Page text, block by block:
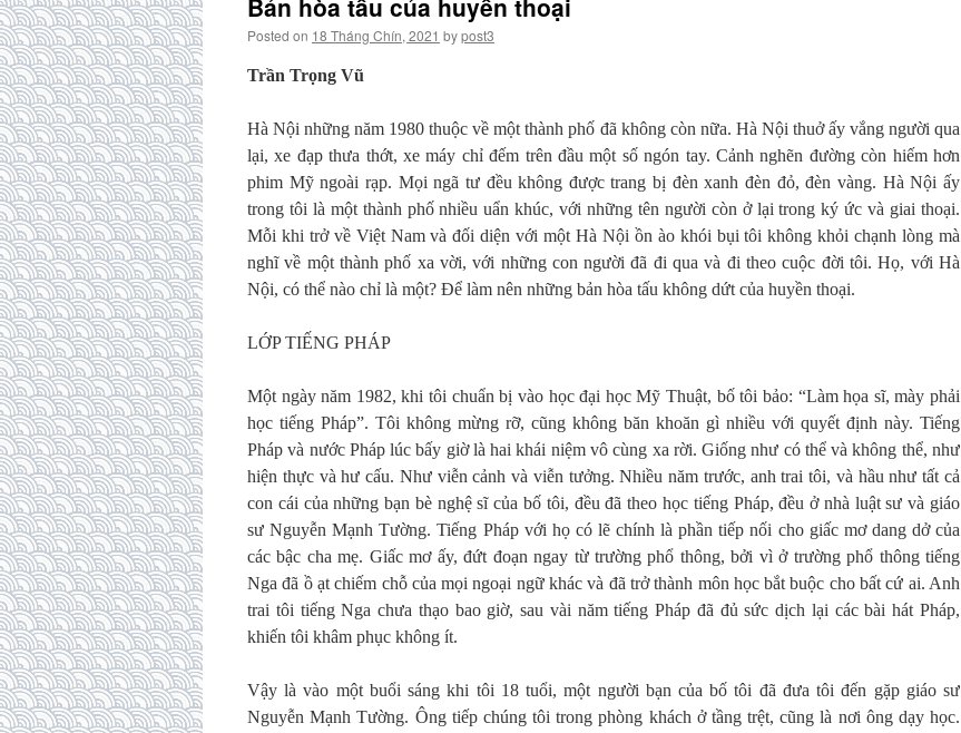
Bản hòa tấu của huyền thoại
Posted on 18 Tháng Chín, 2021 bypost3
Trần Trọng Vũ
Hà Nội những năm 1980 thuộc về một thành phố đã không còn nữa. Hà Nội thuở ấy vắng người qua
lại, xe đạp thưa thớt, xe máy chỉ đếm trên đầu một số ngón tay. Cảnh nghẽn đường còn hiếm hơn
phim Mỹ ngoài rạp. Mọi ngã tư đều không được trang bị đèn xanh đèn đỏ, đèn vàng. Hà Nội ấy
trong tôi là một thành phố nhiều uẩn khúc, với những tên người còn ở lại trong ký ức và giai thoại.
Mỗi khi trở về Việt Nam và đối diện với một Hà Nội ồn ào khói bụi tôi không khỏi chạnh lòng mà
nghĩ về một thành phố xa vời, với những con người đã đi qua và đi theo cuộc đời tôi. Họ, với Hà
Nội, có thể nào chỉ là một? Để làm nên những bản hòa tấu không dứt của huyền thoại.
LỚP TIẾNG PHÁP
Một ngày năm 1982, khi tôi chuẩn bị vào học đại học Mỹ Thuật, bố tôi bảo: “Làm họa sĩ, mày phải
học tiếng Pháp”. Tôi không mừng rỡ, cũng không băn khoăn gì nhiều với quyết định này. Tiếng
Pháp và nước Pháp lúc bấy giờ là hai khái niệm vô cùng xa rời. Giống như có thể và không thể, như
hiện thực và hư cấu. Như viễn cảnh và viễn tưởng. Nhiều năm trước, anh trai tôi, và hầu như tất cả
con cái của những bạn bè nghệ sĩ của bố tôi, đều đã theo học tiếng Pháp, đều ở nhà luật sư và giáo
sư Nguyễn Mạnh Tường. Tiếng Pháp với họ có lẽ chính là phần tiếp nối cho giấc mơ dang dở của
các bậc cha mẹ. Giấc mơ ấy, đứt đoạn ngay từ trường phổ thông, bởi vì ở trường phổ thông tiếng
Nga đã ồ ạt chiếm chỗ của mọi ngoại ngữ khác và đã trở thành môn học bắt buộc cho bất cứ ai. Anh
trai tôi tiếng Nga chưa thạo bao giờ, sau vài năm tiếng Pháp đã đủ sức dịch lại các bài hát Pháp,
khiến tôi khâm phục không ít.
Vậy là vào một buổi sáng khi tôi 18 tuổi, một người bạn của bố tôi đã đưa tôi đến gặp giáo sư
Nguyễn Mạnh Tường. Ông tiếp chúng tôi trong phòng khách ở tầng trệt, cũng là nơi ông dạy học.